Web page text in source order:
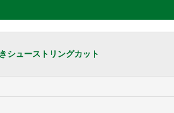
シューストリングカット